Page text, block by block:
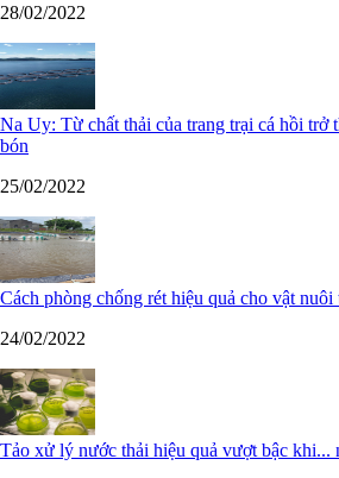
28/02/2022
Na Uy: Từ chất thải của trang trại cá hồi trở
bón
25/02/2022
Cách phòng chống rét hiệu quả cho vật nuôi
24/02/2022
Tảo xử lý nước thải hiệu quả vượt bậc khi...